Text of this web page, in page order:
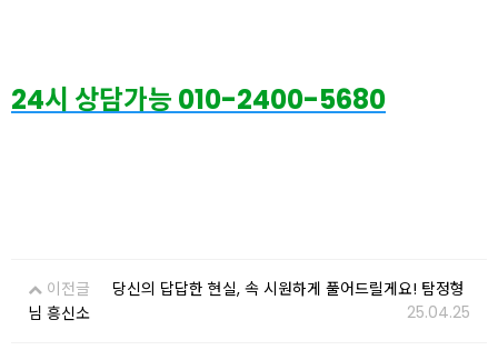
24시 상담가능 010-2400-5680
이전글
당신의 답답한 현실, 속 시원하게 풀어드릴게요! 탐정형
님 흥신소
25.04.25